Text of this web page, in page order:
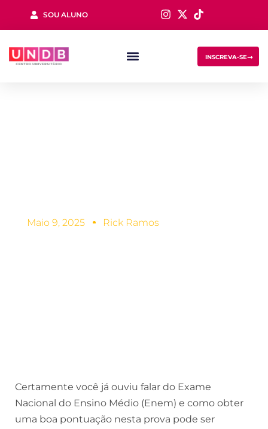
SOU ALUNO
INSCREVA-SE
Maio 9, 2025 Rick Ramos
Certamente você já ouviu falar do Exame
Nacional do Ensino Médio (Enem) e como obter
uma boa pontuação nesta prova pode ser